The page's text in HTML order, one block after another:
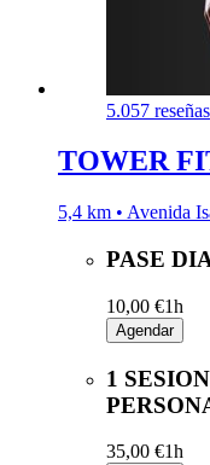
5.057 reseñas
TOWER
5,4 km • Avenida
PASE
10,00 €1h
Agendar
1
35,00 €1h